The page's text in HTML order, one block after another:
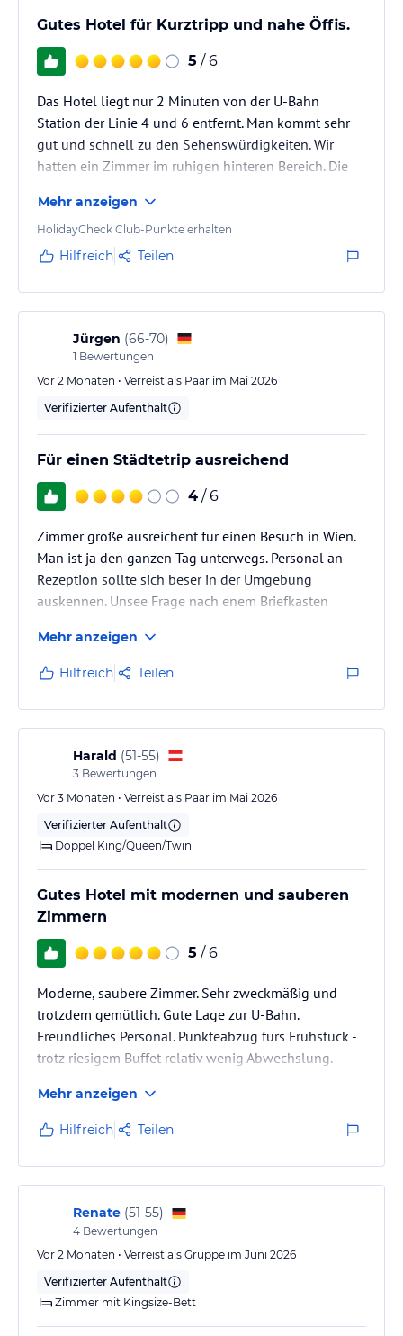
Gutes Hotel für Kurztripp und nahe Öffis.
5 / 6
Das Hotel liegt nur 2 Minuten von der U-Bahn
Station der Linie 4 und 6 entfernt. Man kommt sehr
gut und schnell zu den Sehenswürdigkeiten. Wir
hatten ein Zimmer im ruhigen hinteren Bereich. Die
und kompetent. Ein Lob an die Mitarbeiter. Beim
Frühstück sind wir immer ca. 6:30 bis 7:30 Uhr
gewesen. Da gab es noch genügend
Kurztripp in Wien gut zu empfehlen.
Mehr anzeigen
HolidayCheck Club-Punkte erhalten
Hilfreich Teilen
Jürgen (66-70)
1 Bewertungen
Vor 2 Monaten • Verreist als Paar im Mai 2026
Verifizierter Aufenthalt
Für einen Städtetrip ausreichend
4 / 6
Zimmer größe ausreichent für einen Besuch in Wien.
Man ist ja den ganzen Tag unterwegs. Personal an
Rezeption sollte sich beser in der Umgebung
auskennen. Unsee Frage nach enem Briefkasten
aber nur 50 mit vom Hotel entfernt. Frage nach
Karten für Schönbrunn ,"Nur über das Internet, wir
können das aber nicht für Sie erledigen". In
Schönbrunn gibt es aber Ticketautomaten hier hkann
man sein Ticket vorab buchen
Mehr anzeigen
Hilfreich Teilen
Harald (51-55)
3 Bewertungen
Vor 3 Monaten • Verreist als Paar im Mai 2026
Verifizierter Aufenthalt
Doppel King/Queen/Twin
Gutes Hotel mit modernen und sauberen
Zimmern
5 / 6
Moderne, saubere Zimmer. Sehr zweckmäßig und
trotzdem gemütlich. Gute Lage zur U-Bahn.
Freundliches Personal. Punkteabzug fürs Frühstück -
trotz riesigem Buffet relativ wenig Abwechslung.
Mehr anzeigen
Hilfreich Teilen
Renate (51-55)
4 Bewertungen
Vor 2 Monaten • Verreist als Gruppe im Juni 2026
Verifizierter Aufenthalt
Zimmer mit Kingsize-Bett